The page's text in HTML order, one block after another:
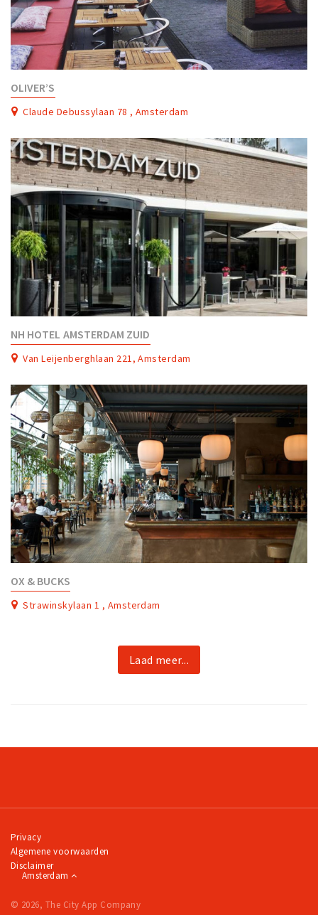
OLIVER’S
Claude Debussylaan 78 , Amsterdam
NH HOTEL AMSTERDAM ZUID
Van Leijenberghlaan 221, Amsterdam
OX & BUCKS
Strawinskylaan 1 , Amsterdam
Laad meer...
Privacy
Algemene voorwaarden
Disclaimer
Amsterdam
© 2026, The City App Company